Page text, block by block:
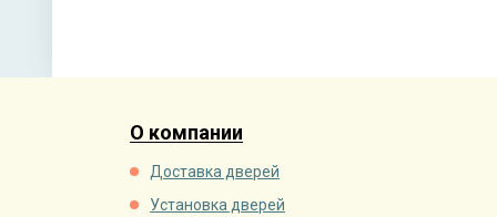
О компании
Доставка дверей
Установка дверей